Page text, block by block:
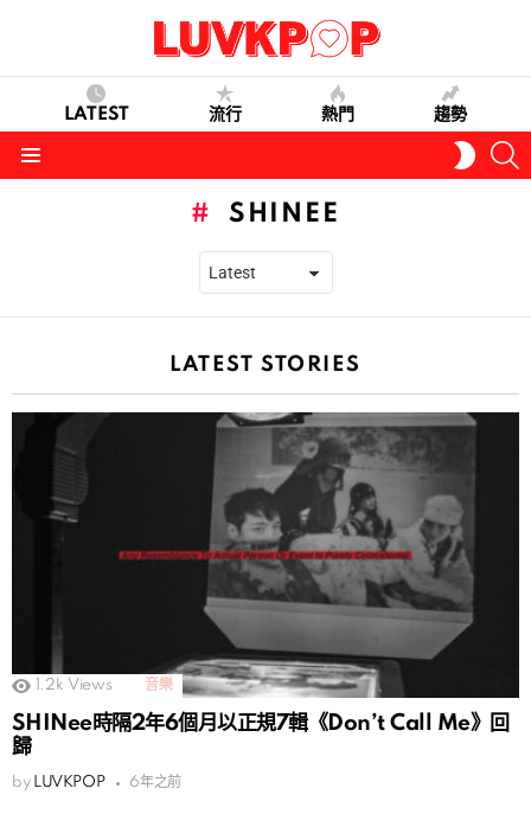
LATEST 流行 熱門 趨勢
SKIN
SHINEE
LATEST STORIES
1.2k Views 音樂
SHINee時隔2年6個月以正規7輯《Don’t Call Me》回
歸
by LUVKPOP 6年之前